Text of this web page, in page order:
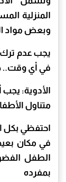
المنزلية
وبعض مواد
يجب عدم ترك
في أي وقت..
الأدوية:
متناول
احتفظي بكل
في مكان
الطفل
بمفرده